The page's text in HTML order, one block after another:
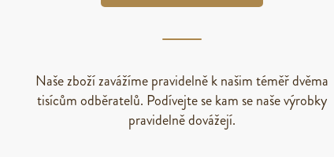
Naše zboží zavážíme pravidelně k našim téměř dvěma
tisícům odběratelů. Podívejte se kam se naše výrobky
pravidelně dovážejí.